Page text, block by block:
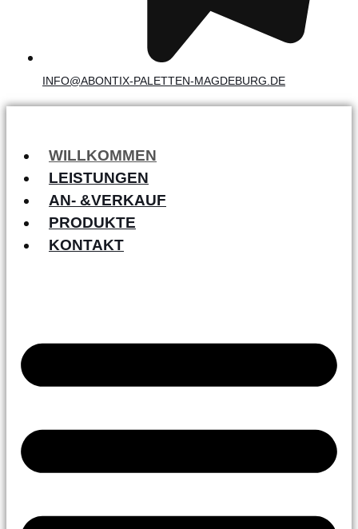
INFO@ABONTIX-PALETTEN-MAGDEBURG.DE
WILLKOMMEN
LEISTUNGEN
AN- &VERKAUF
PRODUKTE
KONTAKT